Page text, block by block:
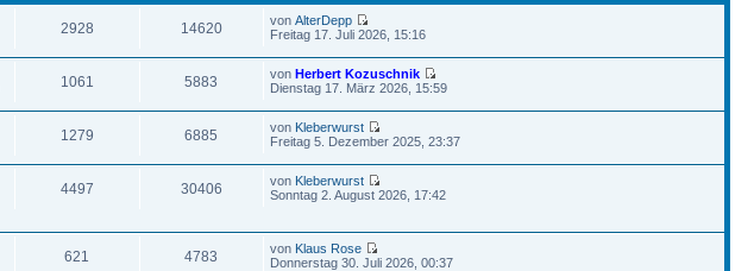
2928 14620 vonAlterDepp
Freitag 17. Juli 2026, 15:16
1061 5883 vonHerbert Kozuschnik
Dienstag 17. März 2026, 15:59
1279 6885 von Kleberwurst
Freitag 5. Dezember 2025, 23:37
4497 30406 von Kleberwurst
Sonntag 2. August 2026, 17:42
621 4783 von Klaus Rose
Donnerstag 30. Juli 2026, 00:37